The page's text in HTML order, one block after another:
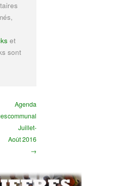
et
sont
Agenda
communal
Juillet-
Août 2016
→